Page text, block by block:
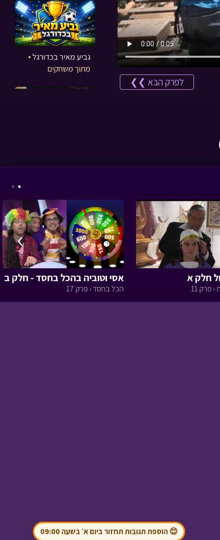
לפרק הבא ❯❯
גביע מאיר בכדורגל•
מתוך משחקים
זום ערב ראש השנה
תשפו - עם טוביה•
מתוך מיוחדים
גנב את האופניים•
מתוך אסי טוביה
חלק א
פרק 11
אסי וטוביה בהכל בחסד - חלק ב
הכל בחסד › פרק 17
›
😊 הוספת תגובות תחזור ביום א׳ בשעה 09:00